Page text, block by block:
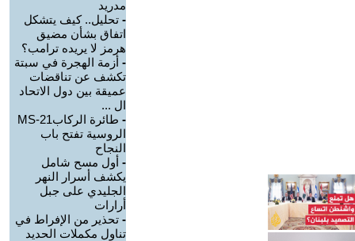
مدريد
- تحليل.. كيف يتشكل
اتفاق بشأن مضيق
هرمز لا يريده ترامب؟
- أزمة الهجرة في سبتة
تكشف عن تناقضات
عميقة بين دول الاتحاد
ال ...
-
طائرة الركابMS-21
الروسية تفتح باب
النجاح
- أول مسح شامل
يكشف أسرار النهر
الجليدي على جبل
أرارات
- تحذير من الإفراط في
تناول مكملات الحديد